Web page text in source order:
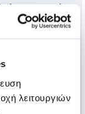
λειτουργιών
υγεία των
στρες.